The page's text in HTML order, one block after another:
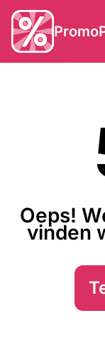
Oeps!
vinden